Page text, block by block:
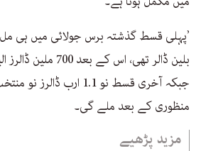
بلین ڈالر تھی، اس کے
جبکہ آخری قسط نو 1.1
منظوری کے بعد ملے گی۔
مزید پڑھیے